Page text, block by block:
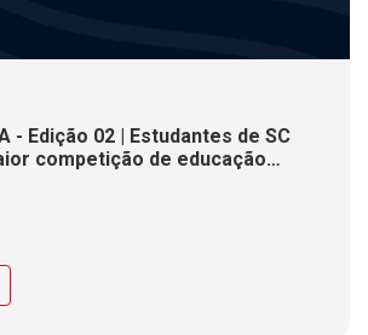
- Edição 02 | Estudantes de SC
competição de educação
(7)